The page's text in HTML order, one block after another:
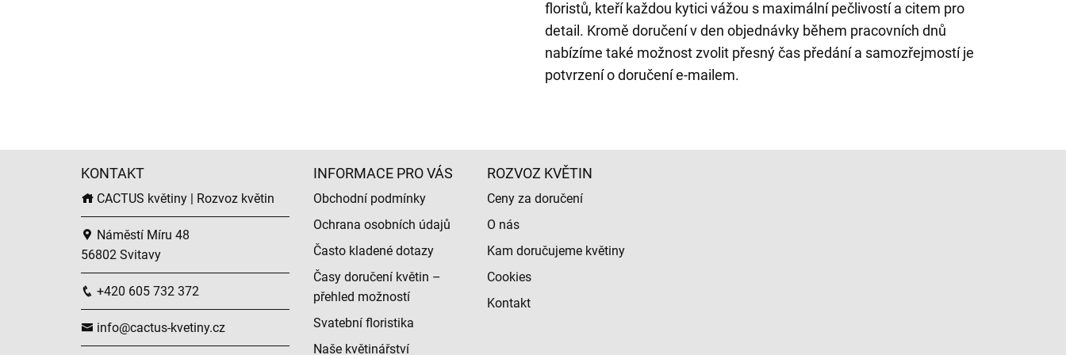
floristů, kteří každou kytici vážou s maximální pečlivostí a citem pro
detail. Kromě doručení v den objednávky během pracovních dnů
nabízíme také možnost zvolit přesný čas předání a samozřejmostí je
potvrzení o doručení e-mailem.
KONTAKT
CACTUS květiny | Rozvoz květin
Náměstí Míru 48
56802 Svitavy
+420 605 732 372
info@cactus-kvetiny.cz
INFORMACE PRO VÁS
Obchodní podmínky
Ochrana osobních údajů
Často kladené dotazy
Časy doručení květin –
přehled možností
Svatební floristika
Naše květinářství
ROZVOZ KVĚTIN
Ceny za doručení
O nás
Kam doručujeme květiny
Cookies
Kontakt